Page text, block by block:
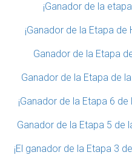
¡Ganador de la
¡Ganador de la Etapa
Ganador de la Etapa
Ganador de la Etapa de
¡Ganador de la Etapa 6
Ganador de la Etapa 5 de
¡El ganador de la Etapa 3